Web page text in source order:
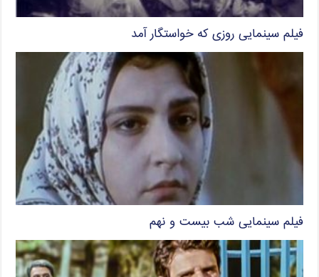
فیلم سینمایی روزی که خواستگار آمد
فیلم سینمایی شب بیست و نهم